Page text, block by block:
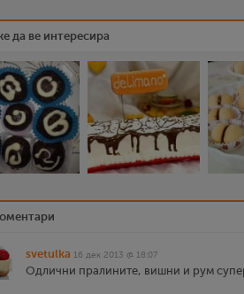
да ве интересира
svetulka 16 дек 2013 @ 18:07
Одлични пралините, вишни и рум